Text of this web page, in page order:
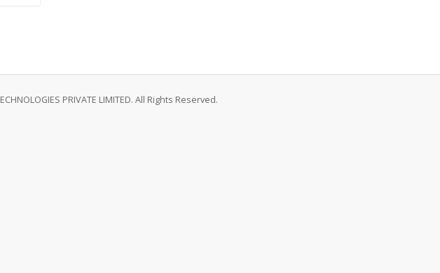
PRIVATE LIMITED. All Rights Reserved.